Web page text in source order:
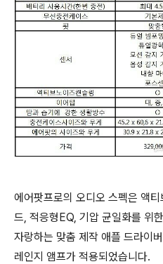
에어팟프로의 오디오 스펙은 액
드, 적응형EQ, 기압 균일화를 위
자랑하는 맞춤 제작 애플 드라이
레인지 앰프가 적용되었습니다.